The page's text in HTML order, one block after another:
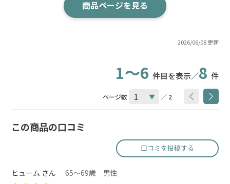
2026/06/08 更新
商品ページを見る
1～6 件目を表示／8 件
ページ数 ／ 2
この商品の口コミ
口コミを投稿する
ヒューム さん 65～69歳 男性